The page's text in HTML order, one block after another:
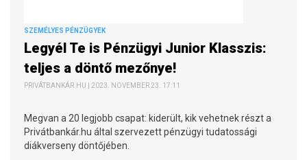
SZEMÉLYES PÉNZÜGYEK
Legyél Te is Pénzügyi Junior Klasszis:
teljes a döntő mezőnye!
PRIVÁTBANKÁR.HU | 2023. NOVEMBER 23. 17:11
Megvan a 20 legjobb csapat: kiderült, kik vehetnek részt a
Privátbankár.hu által szervezett pénzügyi tudatossági
diákverseny döntőjében.